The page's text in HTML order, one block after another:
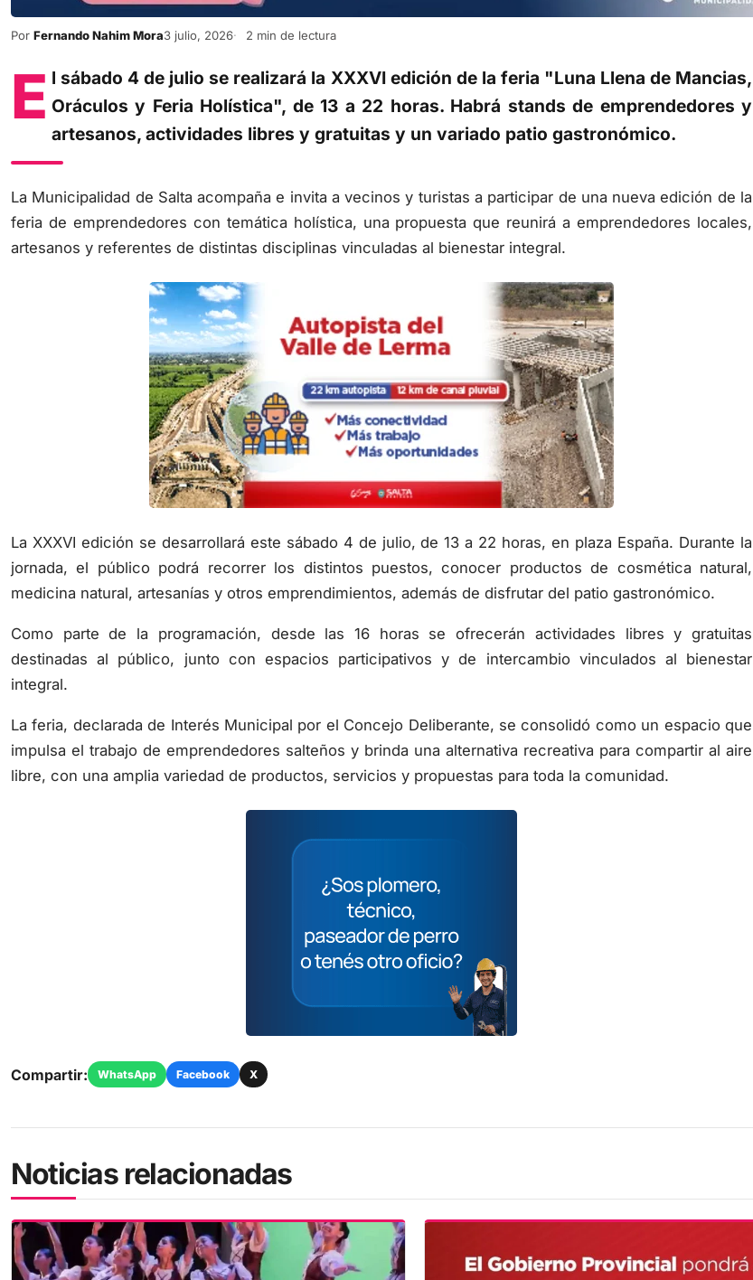
Por Fernando Nahim Mora3 julio, 2026 2 min de lectura
E l sábado 4 de julio se realizará la XXXVI edición de la feria "Luna Llena de Mancias,
Oráculos y Feria Holística", de 13 a 22 horas. Habrá stands de emprendedores y
artesanos, actividades libres y gratuitas y un variado patio gastronómico.
La Municipalidad de Salta acompaña e invita a vecinos y turistas a participar de una nueva edición de la
feria de emprendedores con temática holística, una propuesta que reunirá a emprendedores locales,
artesanos y referentes de distintas disciplinas vinculadas al bienestar integral.
La XXXVI edición se desarrollará este sábado 4 de julio, de 13 a 22 horas, en plaza España. Durante la
jornada, el público podrá recorrer los distintos puestos, conocer productos de cosmética natural,
medicina natural, artesanías y otros emprendimientos, además de disfrutar del patio gastronómico.
Como parte de la programación, desde las 16 horas se ofrecerán actividades libres y gratuitas
destinadas al público, junto con espacios participativos y de intercambio vinculados al bienestar
integral.
La feria, declarada de Interés Municipal por el Concejo Deliberante, se consolidó como un espacio que
impulsa el trabajo de emprendedores salteños y brinda una alternativa recreativa para compartir al aire
libre, con una amplia variedad de productos, servicios y propuestas para toda la comunidad.
Compartir: WhatsApp Facebook X
Noticias relacionadas